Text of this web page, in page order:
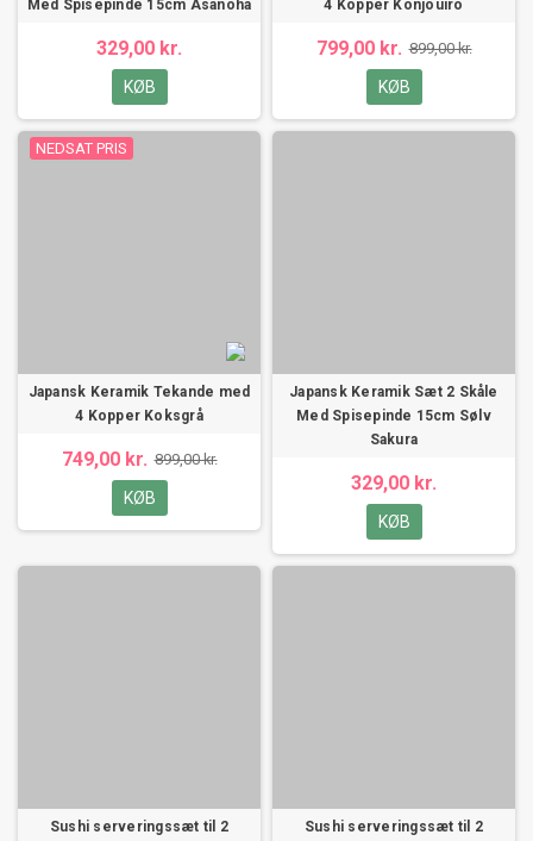
Med Spisepinde 15cm Asanoha
329,00 kr.
KØB
4 Kopper Konjouiro
799,00 kr. 899,00 kr.
KØB
NEDSAT PRIS
Japansk Keramik Tekande med
4 Kopper Koksgrå
749,00 kr. 899,00 kr.
KØB
Japansk Keramik Sæt 2 Skåle
Med Spisepinde 15cm Sølv
Sakura
329,00 kr.
KØB
Sushi serveringssæt til 2
Sushi serveringssæt til 2